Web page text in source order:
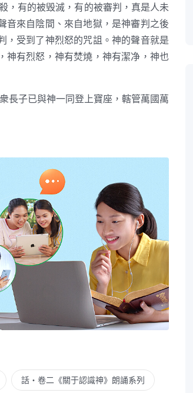
，有的被毁滅，有的被審判，真是人未
音來自陰間、來自地獄，是神審判之後
，受到了神烈怒的咒詛。神的聲音就是
神有烈怒，神有焚燒，神有潔净，神也
長子已與神一同登上寶座，轄管萬國萬
底深坑裏永遠滅亡，讓它在無底深坑
・基督起初的發表・第一百零三篇》
話・卷二《關于認識神》朗誦系列